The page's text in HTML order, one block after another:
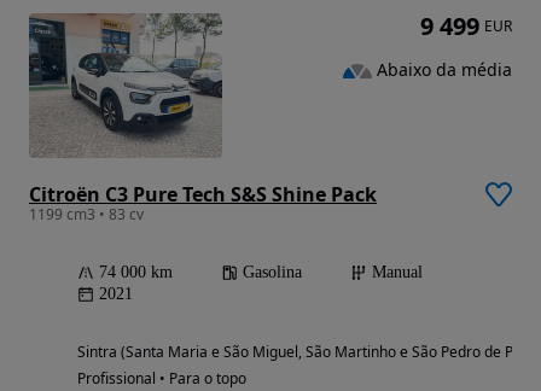
Citroën C3 Pure Tech S&S Shine Pack
1199 cm3 • 83 cv
74 000 km Gasolina
Manual
2021
Sintra (Santa Maria e São Miguel, São Martinho e São Pedro de
Profissional • Para o topo
9 499 EUR
Abaixo da média